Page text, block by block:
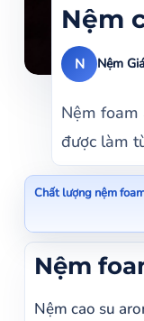
Nệm
N Nệm
Nệm foam
được làm
Chất lượng nệm
Nệm foam
chính là cao
Nệm
Nệm cao su